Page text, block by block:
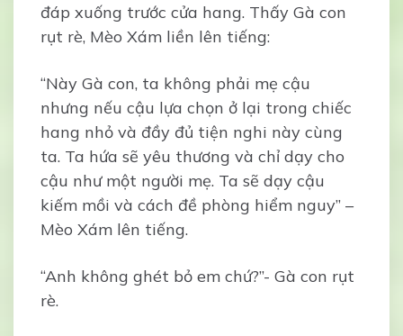
đáp xuống trước cửa hang. Thấy Gà con
rụt rè, Mèo Xám liền lên tiếng:
“Này Gà con, ta không phải mẹ cậu
nhưng nếu cậu lựa chọn ở lại trong chiếc
hang nhỏ và đầy đủ tiện nghi này cùng
ta. Ta hứa sẽ yêu thương và chỉ dạy cho
cậu như một người mẹ. Ta sẽ dạy cậu
kiếm mồi và cách đề phòng hiểm nguy” –
Mèo Xám lên tiếng.
“Anh không ghét bỏ em chứ?”- Gà con rụt
rè.